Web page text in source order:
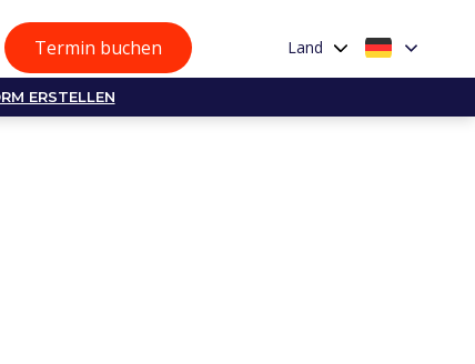
Termin buchen Land
ERSTELLEN